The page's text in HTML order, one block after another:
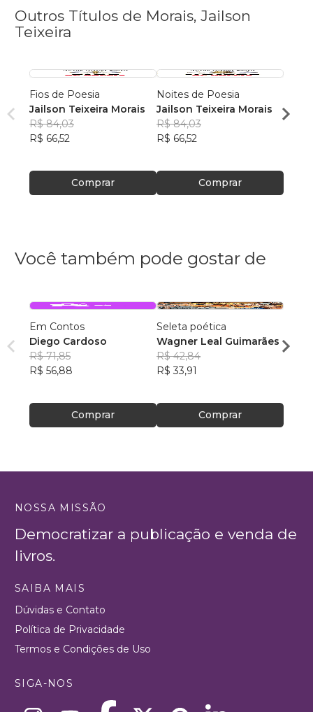
Outros Títulos de Morais, Jailson
Teixeira
Fios de Poesia
Jailson Teixeira Morais
R$ 84,03
R$ 66,52
Comprar
Noites de Poesia
Jailson Teixeira Morais
R$ 84,03
R$ 66,52
Comprar
R$
Você também pode gostar de
Em Contos
Diego Cardoso
R$ 71,85
R$ 56,88
Comprar
Seleta poética
Wagner Leal Guimarães
R$ 42,84
R$ 33,91
Comprar
R$
NOSSA MISSÃO
Democratizar a publicação e venda de
livros.
SAIBA MAIS
Dúvidas e Contato
Política de Privacidade
Termos e Condições de Uso
SIGA-NOS